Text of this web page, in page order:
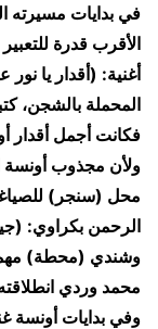
في بدايات مسيرته
الأقرب قدرة
​أغنية: (أقدار يا
المحملة بالشجن،
فكانت أجمل أقدار
​ولأن مجذوب أونسة
محل (سنجر)
الرحمن بكراوي:
​وشندي (محطة) مهمة
محمد وردي
​وفي بدايات أونسة